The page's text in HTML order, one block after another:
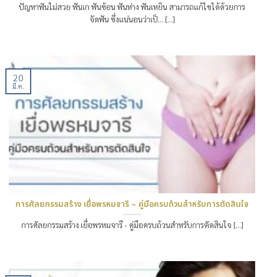
ปัญหาฟันไม่สวย ฟันเก ฟันซ้อน ฟันห่าง ฟันเหยิน สามารถแก้ไขได้ด้วยการ
จัดฟัน ซึ่งแน่นอนว่าเป็… [...]
การศัลยกรรมสร้าง เยื่อพรหมจารี – คู่มือครบถ้วนสำหรับการตัดสินใจ
การศัลยกรรมสร้าง เยื่อพรหมจารี - คู่มือครบถ้วนสำหรับการตัดสินใจ [...]
20
มี.ค.